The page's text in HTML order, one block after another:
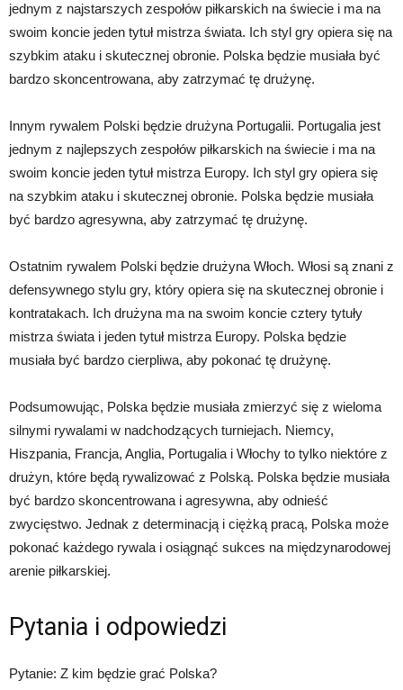
jednym z najstarszych zespołów piłkarskich na świecie i ma na
swoim koncie jeden tytuł mistrza świata. Ich styl gry opiera się na
szybkim ataku i skutecznej obronie. Polska będzie musiała być
bardzo skoncentrowana, aby zatrzymać tę drużynę.
Innym rywalem Polski będzie drużyna Portugalii. Portugalia jest
jednym z najlepszych zespołów piłkarskich na świecie i ma na
swoim koncie jeden tytuł mistrza Europy. Ich styl gry opiera się
na szybkim ataku i skutecznej obronie. Polska będzie musiała
być bardzo agresywna, aby zatrzymać tę drużynę.
Ostatnim rywalem Polski będzie drużyna Włoch. Włosi są znani z
defensywnego stylu gry, który opiera się na skutecznej obronie i
kontratakach. Ich drużyna ma na swoim koncie cztery tytuły
mistrza świata i jeden tytuł mistrza Europy. Polska będzie
musiała być bardzo cierpliwa, aby pokonać tę drużynę.
Podsumowując, Polska będzie musiała zmierzyć się z wieloma
silnymi rywalami w nadchodzących turniejach. Niemcy,
Hiszpania, Francja, Anglia, Portugalia i Włochy to tylko niektóre z
drużyn, które będą rywalizować z Polską. Polska będzie musiała
być bardzo skoncentrowana i agresywna, aby odnieść
zwycięstwo. Jednak z determinacją i ciężką pracą, Polska może
pokonać każdego rywala i osiągnąć sukces na międzynarodowej
arenie piłkarskiej.
Pytania i odpowiedzi
Pytanie: Z kim będzie grać Polska?